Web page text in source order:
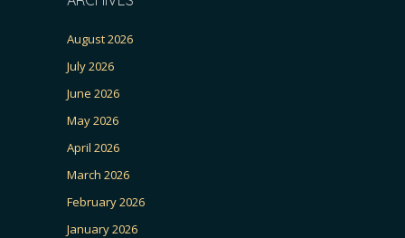
August 2026
July 2026
June 2026
May 2026
April 2026
March 2026
February 2026
January 2026